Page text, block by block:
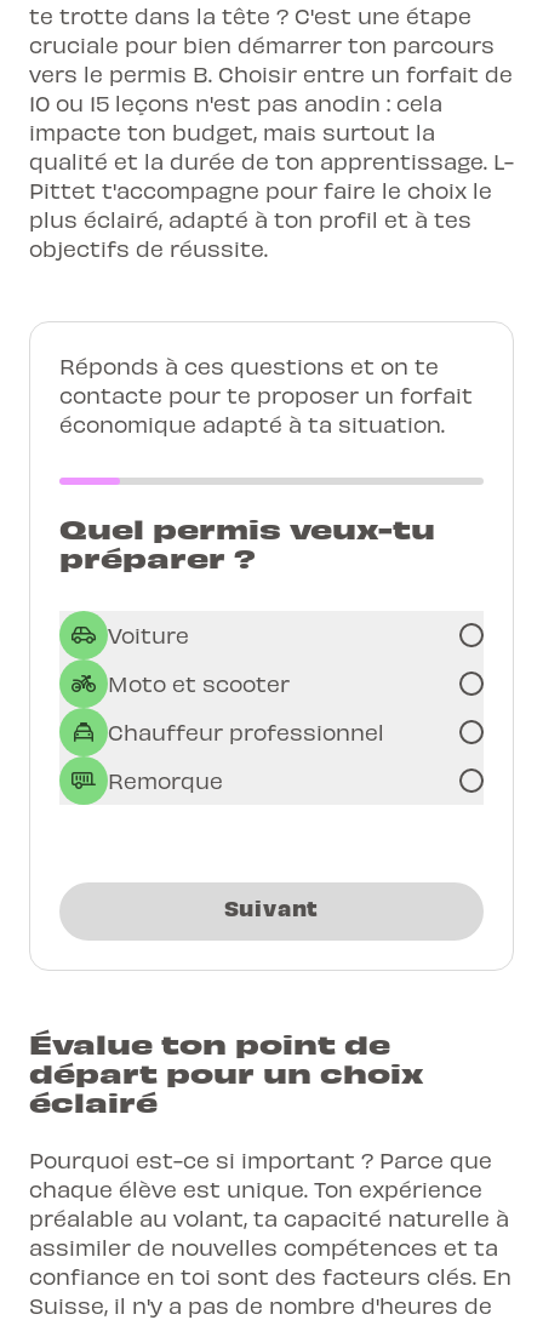
te trotte dans la tête ? C'est une étape
cruciale pour bien démarrer ton parcours
vers le permis B. Choisir entre un forfait de
10 ou 15 leçons n'est pas anodin : cela
impacte ton budget, mais surtout la
qualité et la durée de ton apprentissage. L-
Pittet t'accompagne pour faire le choix le
plus éclairé, adapté à ton profil et à tes
objectifs de réussite.
Réponds à ces questions et on te
contacte pour te proposer un forfait
économique adapté à ta situation.
Quel permis veux-tu
préparer ?
Voiture
Moto et scooter
Chauffeur professionnel
Remorque
Suivant
Évalue ton point de
départ pour un choix
éclairé
Pourquoi est-ce si important ? Parce que
chaque élève est unique. Ton expérience
préalable au volant, ta capacité naturelle à
assimiler de nouvelles compétences et ta
confiance en toi sont des facteurs clés. En
Suisse, il n'y a pas de nombre d'heures de